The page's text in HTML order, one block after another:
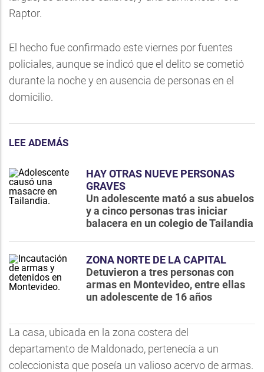
Raptor.
El hecho fue confirmado este viernes por fuentes
policiales, aunque se indicó que el delito se cometió
durante la noche y en ausencia de personas en el
domicilio.
LEE ADEMÁS
HAY OTRAS NUEVE PERSONAS
GRAVES
Un adolescente mató a sus abuelos
y a cinco personas tras iniciar
balacera en un colegio de Tailandia
ZONA NORTE DE LA CAPITAL
Detuvieron a tres personas con
armas en Montevideo, entre ellas
un adolescente de 16 años
La casa, ubicada en la zona costera del
departamento de Maldonado, pertenecía a un
coleccionista que poseía un valioso acervo de armas.